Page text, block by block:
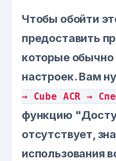
Чтобы обойти
предоставить
которые
настроек. Вам
→ Cube ACR →
функцию
отсутствует,
использования